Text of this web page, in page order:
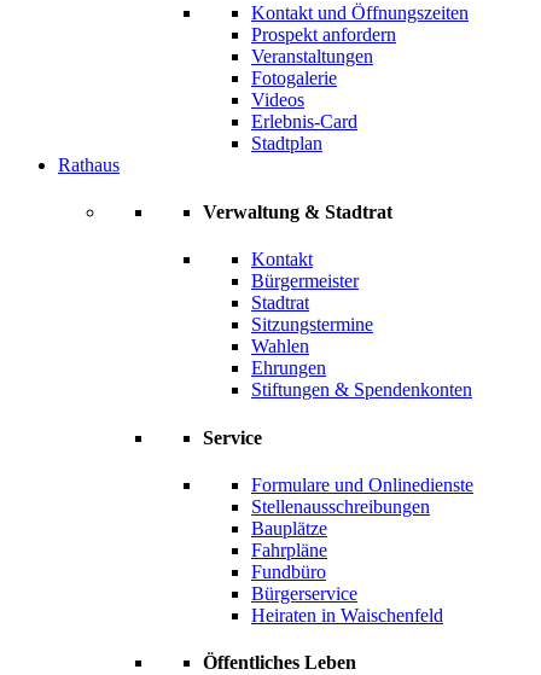
Kontakt und Öffnungszeiten
Prospekt anfordern
Veranstaltungen
Fotogalerie
Videos
Erlebnis-Card
Stadtplan
Rathaus
Verwaltung & Stadtrat
Kontakt
Bürgermeister
Stadtrat
Sitzungstermine
Wahlen
Ehrungen
Stiftungen & Spendenkonten
Service
Formulare und Onlinedienste
Stellenausschreibungen
Bauplätze
Fahrpläne
Fundbüro
Bürgerservice
Heiraten in Waischenfeld
Öffentliches Leben